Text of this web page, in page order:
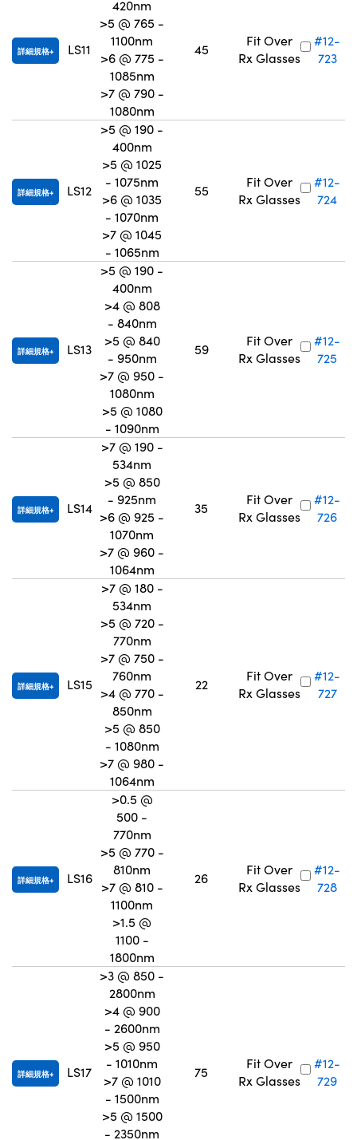
詳細規格 LS11
420nm
>5 @ 765 -
1100nm
>6 @ 775 -
1085nm
>7 @ 790 -
1080nm
45
Fit Over
Rx Glasses
#12-
723
詳細規格 LS12
>5 @ 190 -
400nm
>5 @ 1025
- 1075nm
>6 @ 1035
- 1070nm
>7 @ 1045
- 1065nm
55
Fit Over
Rx Glasses
#12-
724
詳細規格 LS13
>5 @ 190 -
400nm
>4 @ 808
- 840nm
>5 @ 840
- 950nm
>7 @ 950 -
1080nm
>5 @ 1080
- 1090nm
59
Fit Over
Rx Glasses
#12-
725
詳細規格 LS14
>7 @ 190 -
534nm
>5 @ 850
- 925nm
>6 @ 925 -
1070nm
>7 @ 960 -
1064nm
35
Fit Over
Rx Glasses
#12-
726
詳細規格 LS15
>7 @ 180 -
534nm
>5 @ 720 -
770nm
>7 @ 750 -
760nm
>4 @ 770 -
850nm
>5 @ 850
- 1080nm
>7 @ 980 -
1064nm
22
Fit Over
Rx Glasses
#12-
727
詳細規格 LS16
>0.5 @
500 -
770nm
>5 @ 770 -
810nm
>7 @ 810 -
1100nm
>1.5 @
1100 -
1800nm
26
Fit Over
Rx Glasses
#12-
728
詳細規格 LS17
>3 @ 850 -
2800nm
>4 @ 900
- 2600nm
>5 @ 950
- 1010nm
>7 @ 1010
- 1500nm
>5 @ 1500
- 2350nm
75
Fit Over
Rx Glasses
#12-
729